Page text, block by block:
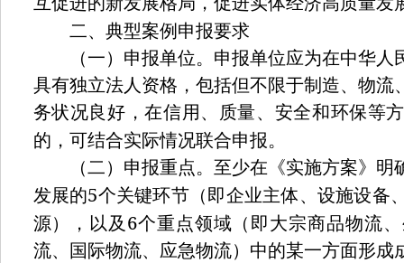
二、典型案例申报要求
（一）申报单位。申报单位应为在中华人
具有独立法人资格，包括但不限于制造、物流
务状况良好，在信用、质量、安全和环保等
的，可结合实际情况联合申报。
（二）申报重点。至少在《实施方案》明
发展的5个关键环节（即企业主体、设施设备
源），以及 6个重点领域（即大宗商品物流
流、国际物流、应急物流）中的某一方面形成